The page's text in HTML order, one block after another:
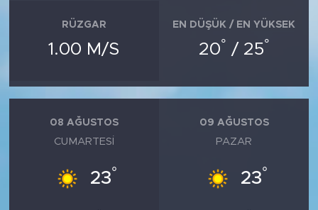
RÜZGAR
1.00 M/S
EN DÜŞÜK / EN YÜKSEK
20° / 25°
08 AĞUSTOS
CUMARTESI
23°
09 AĞUSTOS
PAZAR
23°
SİYASET
FOTO GALERİ
ALINTI YAZARLAR